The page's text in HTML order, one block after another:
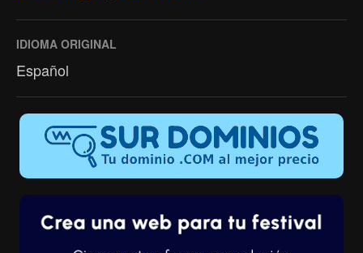
IDIOMA ORIGINAL
Español